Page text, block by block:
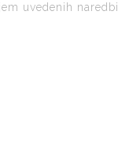
uvedenih naredbi